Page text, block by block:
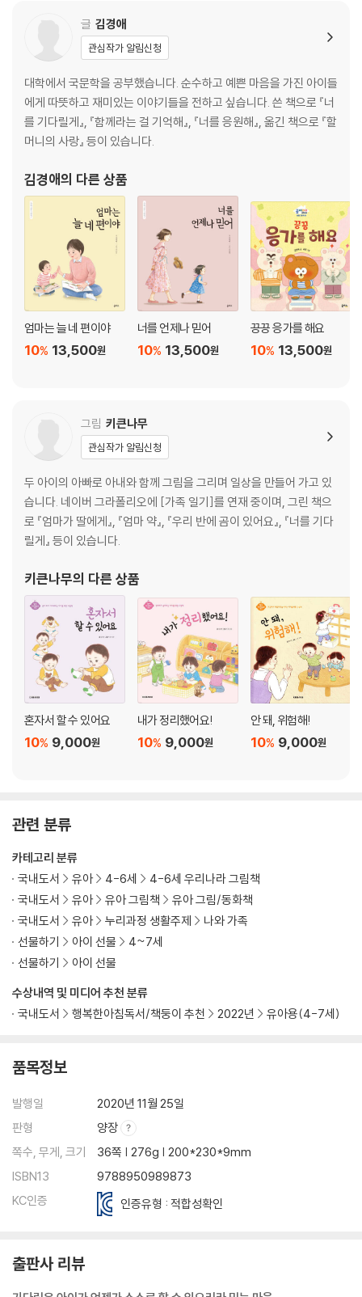
글 김경애
관심작가 알림신청
대학에서 국문학을 공부했습니다. 순수하고 예쁜 마음을 가진 아이들
에게 따뜻하고 재미있는 이야기들을 전하고 싶습니다. 쓴 책으로 『너
를 기다릴게』, 『함께라는 걸 기억해』, 『너를 응원해』, 옮긴 책으로 『할
머니의 사랑』 등이 있습니다.
김경애의 다른 상품
엄마는 늘 네 편이야
13,500원
10%
너를 언제나 믿어
13,500원
10%
끙끙 응가를 해요
13,500원
10%
그림 키큰나무
관심작가 알림신청
두 아이의 아빠로 아내와 함께 그림을 그리며 일상을 만들어 가고 있
습니다. 네이버 그라폴리오에 [가족 일기]를 연재 중이며, 그린 책으
로 『엄마가 딸에게』, 『엄마 약』, 『우리 반에 곰이 있어요』, 『너를 기다
릴게』 등이 있습니다.
키큰나무의 다른 상품
혼자서 할 수 있어요
9,000원
10%
내가 정리했어요!
9,000원
10%
안 돼, 위험해!
9,000원
10%
관련 분류
수상내역 및 미디어 추천 분류
국내도서
행복한아침독서/책둥이 추천 2022년 유아용(4-7세)
카테고리 분류
국내도서
유아 4-6세
4-6세 우리나라 그림책
국내도서
유아 유아 그림책
유아 그림/동화책
국내도서
유아 누리과정 생활주제
나와 가족
선물하기
아이 선물
4~7세
선물하기
아이 선물
품목정보
발행일
2020년 11월 25일
판형
양장
쪽수, 무게, 크기
36쪽 | 276g | 200*230*9mm
ISBN13
9788950989873
KC인증
인증유형 : 적합성확인
출판사 리뷰